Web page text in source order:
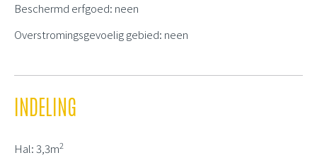
Beschermd erfgoed: neen
Overstromingsgevoelig gebied: neen
INDELING
Hal: 3,3m2